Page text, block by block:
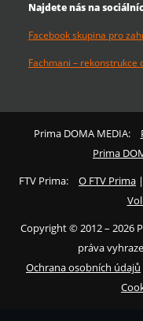
Najdete nás na
Facebook skupina pro
Fachmani – rekonstrukce
Prima DOMA MEDIA:
Prima
FTV Prima:
O FTV Prima |
Copyright © 2012 – 2026
práva
Ochrana osobních údajů